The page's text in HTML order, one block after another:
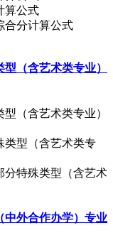
合分计算公式
（含艺术类专业）
（含艺术类专业）
分特殊类型（含艺术
中外合作办学）专业